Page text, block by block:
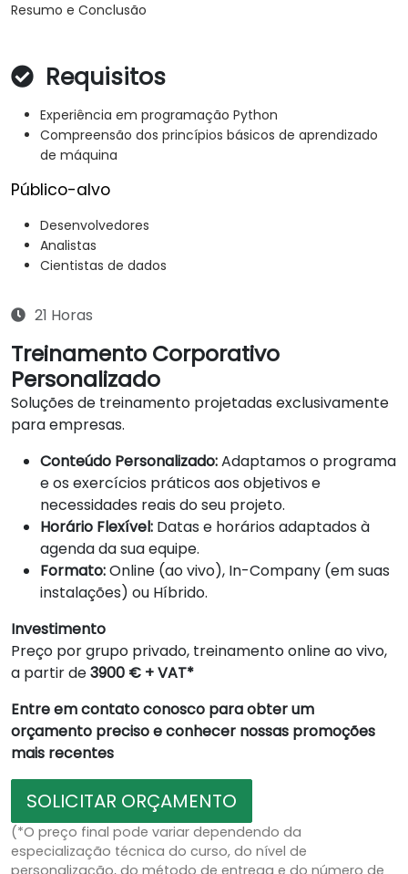
Resumo e Conclusão
Requisitos
Experiência em programação Python
Compreensão dos princípios básicos de aprendizado
de máquina
Público-alvo
Desenvolvedores
Analistas
Cientistas de dados
21 Horas
Treinamento Corporativo
Personalizado
Soluções de treinamento projetadas exclusivamente
para empresas.
Conteúdo Personalizado:Adaptamos o programa
e os exercícios práticos aos objetivos e
necessidades reais do seu projeto.
Horário Flexível: Datas e horários adaptados à
agenda da sua equipe.
Formato:Online (ao vivo), In-Company (em suas
instalações) ou Híbrido.
Investimento
Preço por grupo privado, treinamento online ao vivo,
a partir de3900 € + VAT*
Entre em contato conosco para obter um
orçamento preciso e conhecer nossas promoções
mais recentes
SOLICITAR ORÇAMENTO
(*O preço final pode variar dependendo da
especialização técnica do curso, do nível de